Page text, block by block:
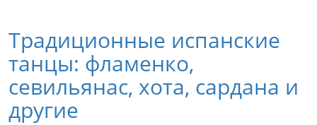
Традиционные испанские
танцы: фламенко,
севильянас, хота, сардана и
другие